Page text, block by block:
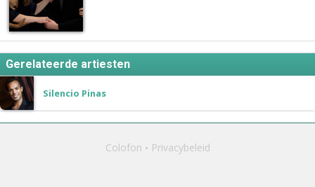
Gerelateerde artiesten
Silencio Pinas
Colofon Privacybeleid